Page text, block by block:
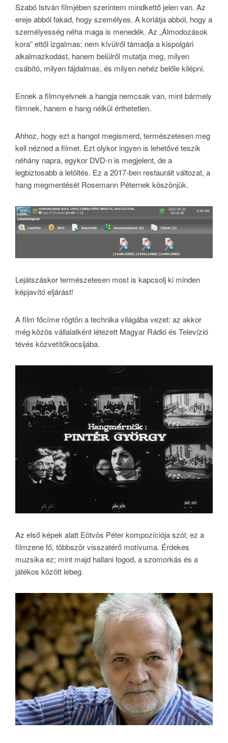
Szabó István filmjében szerintem mindkettő jelen van. Az
ereje abból fakad, hogy személyes. A korlátja abból, hogy a
személyesség néha maga is menedék. Az „Álmodozások
kora” ettől izgalmas: nem kívülről támadja a kispolgári
alkalmazkodást, hanem belülről mutatja meg, milyen
csábító, milyen fájdalmas, és milyen nehéz belőle kilépni.
Ennek a filmnyelvnek a hangja nemcsak van, mint bármely
filmnek, hanem e hang nélkül érthetetlen.
Ahhoz, hogy ezt a hangot megismerd, természetesen meg
kell nézned a filmet. Ezt olykor ingyen is lehetővé teszik
néhány napra, egykor DVD-n is megjelent, de a
legbiztosabb a letöltés. Ez a 2017-ben restaurált változat, a
hang megmentését Rosemann Péternek köszönjük.
Lejátszáskor természetesen most is kapcsolj ki minden
képjavító eljárást!
A film főcíme rögtön a technika világába vezet: az akkor
még közös vállalatként létezett Magyar Rádió és Televízió
tévés közvetítőkocsijába.
Az első képek alatt Eötvös Péter kompozíciója szól; ez a
filmzene fő, többször visszatérő motívuma. Érdekes
muzsika ez; mint majd hallani fogod, a szomorkás és a
játékos között lebeg.